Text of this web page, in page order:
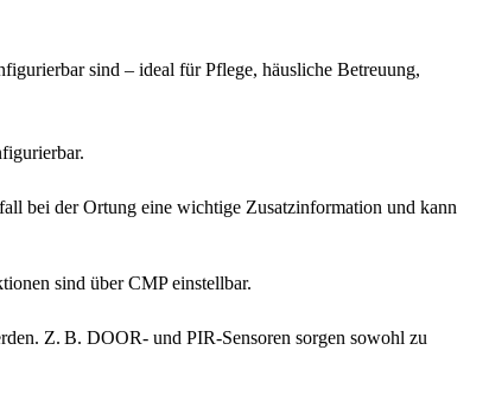
sind – ideal für Pflege, häusliche Betreuung,
bei der Ortung eine wichtige Zusatzinformation und kann
sind über CMP einstellbar.
Z. B. DOOR- und PIR-Sensoren sorgen sowohl zu